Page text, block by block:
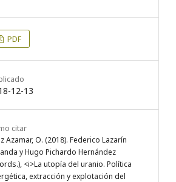
PDF
12-13
citar
Azamar, O. (2018). Federico Lazarín
y Hugo Pichardo Hernández
<i>La utopía del uranio. Política
extracción y explotación del